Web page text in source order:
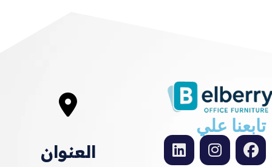
تابعنا علي
العنوان